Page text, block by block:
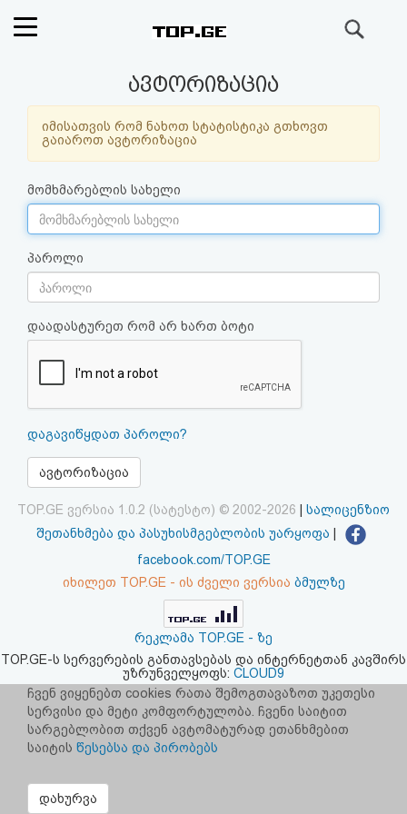
ფოსტა
კითხვა-
პასუხი
ავტორიზაცია
რეგისტრაცია
პაროლის
HTML
კოდი
შეთანხმება
პასუხისმგებლობის
უარყოფა
ავტორიზაცია
იმისათვის რომ ნახოთ სტატისტიკა გთხოვთ
გაიაროთ ავტორიზაცია
მომხმარებლის სახელი
პაროლი
დაადასტურეთ რომ არ ხართ ბოტი
დაგავიწყდათ პაროლი?
ავტორიზაცია
TOP.GE ვერსია 1.0.2 (სატესტო) © 2002-2026
სალიცენზიო
შეთანხმება და პასუხისმგებლობის უარყოფა
facebook.com/TOP.GE
იხილეთ TOP.GE - ის ძველი ვერსია ბმულზე
რეკლამა TOP.GE - ზე
TOP.GE-ს სერვერების განთავსებას და ინტერნეტთან კავშირს
უზრუნველყოფს: CLOUD9
ჩვენ ვიყენებთ cookies რათა შემოგთავაზოთ უკეთესი
სერვისი და მეტი კომფორტულობა. ჩვენი საიტით
სარგებლობით თქვენ ავტომატურად ეთანხმებით
საიტის წესებსა და პირობებს
დახურვა